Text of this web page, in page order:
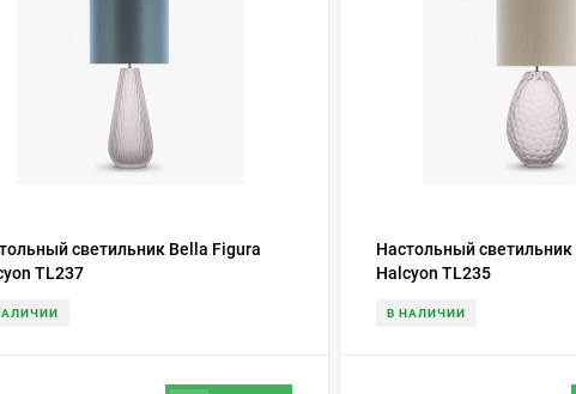
светильник Bella Figura
TL237
Настольный
Halcyon TL235
В НАЛИЧИИ